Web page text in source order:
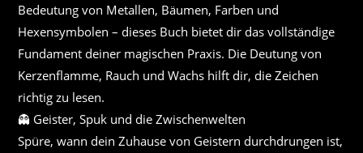
Bedeutung von Metallen, Bäumen, Farben und
Hexensymbolen – dieses Buch bietet dir das vollständige
Fundament deiner magischen Praxis. Die Deutung von
Kerzenflamme, Rauch und Wachs hilft dir, die Zeichen
richtig zu lesen.
👻 Geister, Spuk und die Zwischenwelten
Spüre, wann dein Zuhause von Geistern durchdrungen ist,